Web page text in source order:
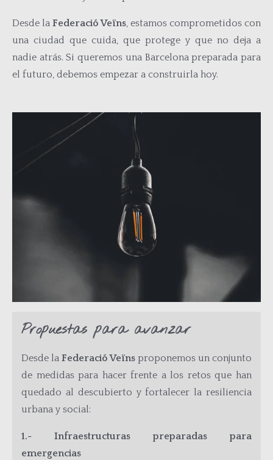
Desde laFederació Veïns, estamos comprometidos con
una ciudad que cuida, que protege y que no deja a
nadie atrás. Si queremos una Barcelona preparada para
el futuro, debemos empezar a construirla hoy.
Propuestas para avanzar
Desde laFederació Veïnsproponemos un conjunto
de medidas para hacer frente a los retos que han
quedado al descubierto y fortalecer la resiliencia
urbana y social:
1.- Infraestructuras preparadas para
emergencias